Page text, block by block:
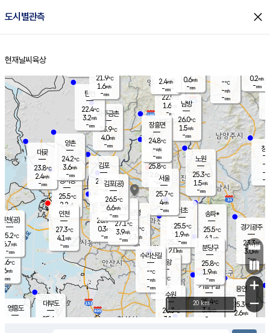
도시별관측 close
홈
현재날씨 육상
의도
℃
m/s
mm
영흥도
양주
22.9℃
1.6
-mm
과천
25.3℃
2.0m/s
- mm
용인
25.3℃
2.6m/s
경기광주
23.3℃
3.0m/s
-mm
대부도
25.4
경서동
25.5℃
2.2 m/s
-mm
파주금촌
23.9℃
4.0m/s
-mm
-℃
-m/s
-mm
대곶
23.8℃
2.4m/s
-mm
창
-
-m/
-
탄현
22.4℃
3.2m/s
-mm
0.2m/s
-mm
의왕
- ℃
m/s
mm
김포
25.5℃
-m/s
mm
광명
26.9 ℃
2.3 m/s
-mm
부천
26.9℃
0.3m/s
-mm
양촌
24.2℃
3.6m/s
-mm
구로
27.1℃
3.9m/s
-mm
은평
25.8℃
2.6 m/s
- mm
노원
25.3℃
1.5m/s
-mm
송파*
25.5℃
4.1 m/s
-mm
서초
25.5℃
1.9m/s
-mm
남방
26.0℃
1.5m/s
-mm
기흥구갈
25.4℃
3.4m/s
-
수리산길
-℃
-m/s
-mm
분당구
25.8℃
1.9m/s
-mm
장흥면
24.8℃
-m/s
-mm
2.4m/s
-mm
인천(공)
25.2℃
6.7m/s
-mm
김포(공)
26.5℃
6.6m/s
-mm
수원
26.3℃
3.1 m/s
인천
27.3℃
4.1 m/s
-mm
서울
25.7℃
4m/s
-mm
21.9℃
1.6m/s
-mm
0.6m/s
-mm
+
−
20 km